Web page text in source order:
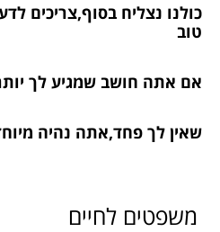
כולנו נצליח בסוף,צריכים
טוב
אם אתה חושב שמגיע לך
שאין לך פחד,אתה נהיה
משפטים לחיים